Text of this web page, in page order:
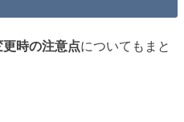
時の注意点についてもまと